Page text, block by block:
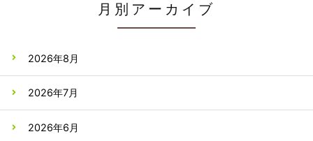
月別アーカイブ
2026年8月
2026年7月
2026年6月